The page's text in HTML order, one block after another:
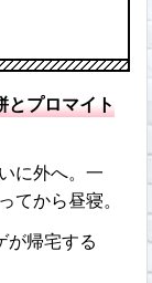
とプロマイト
に外へ。一
から昼寝。
が帰宅する